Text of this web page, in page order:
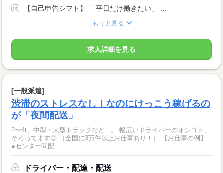
【自己申告シフト】 「平日だけ働きたい」 ...
もっと見る
求人詳細を見る
[一般派遣]
渋滞のストレスなし！なのにけっこう稼げるの
が「夜間配送」
2〜4t、中型・大型トラックなど…。 幅広いドライバーのオシゴト、
そろってます◎ （全国に3万件以上お仕事あり！） 【お仕事の例】
●センター間配...
ドライバー・配達・配送